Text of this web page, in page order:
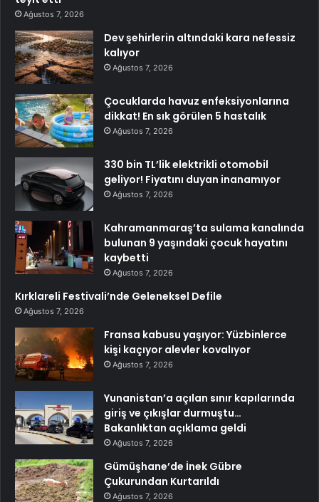
Ağustos 7, 2026
Dev şehirlerin altındaki kara nefessiz
kalıyor
Ağustos 7, 2026
Çocuklarda havuz enfeksiyonlarına
dikkat! En sık görülen 5 hastalık
Ağustos 7, 2026
330 bin TL’lik elektrikli otomobil
geliyor! Fiyatını duyan inanamıyor
Ağustos 7, 2026
Kahramanmaraş’ta sulama kanalında
bulunan 9 yaşındaki çocuk hayatını
kaybetti
Ağustos 7, 2026
Kırklareli Festivali’nde Geleneksel Defile
Ağustos 7, 2026
Fransa kabusu yaşıyor: Yüzbinlerce
kişi kaçıyor alevler kovalıyor
Ağustos 7, 2026
Yunanistan’a açılan sınır kapılarında
giriş ve çıkışlar durmuştu…
Bakanlıktan açıklama geldi
Ağustos 7, 2026
Gümüşhane’de İnek Gübre
Çukurundan Kurtarıldı
Ağustos 7, 2026